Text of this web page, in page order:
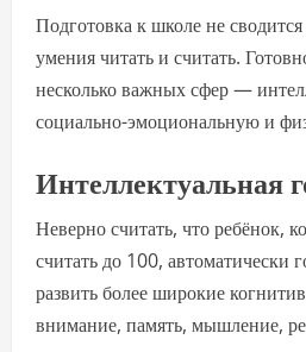
Подготовка к школе не
умения читать и считать.
несколько важных сфер —
социально-эмоциональную и
Интеллектуальная
Неверно считать, что ребёнок,
считать до 100, автоматически
развить более широкие
внимание, память, мышление,